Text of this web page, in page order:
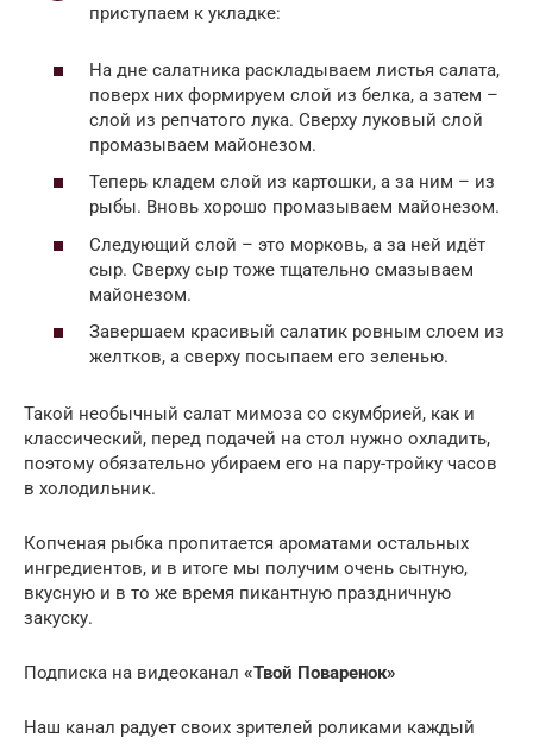
приступаем к укладке:
На дне салатника раскладываем листья салата,
поверх них формируем слой из белка, а затем –
слой из репчатого лука. Сверху луковый слой
промазываем майонезом.
Теперь кладем слой из картошки, а за ним – из
рыбы. Вновь хорошо промазываем майонезом.
Следующий слой – это морковь, а за ней идёт
сыр. Сверху сыр тоже тщательно смазываем
майонезом.
Завершаем красивый салатик ровным слоем из
желтков, а сверху посыпаем его зеленью.
Такой необычный салат мимоза со скумбрией, как и
классический, перед подачей на стол нужно охладить,
поэтому обязательно убираем его на пару-тройку часов
в холодильник.
Копченая рыбка пропитается ароматами остальных
ингредиентов, и в итоге мы получим очень сытную,
вкусную и в то же время пикантную праздничную
закуску.
Подписка на видеоканал «Твой Поваренок»
Наш канал радует своих зрителей роликами каждый